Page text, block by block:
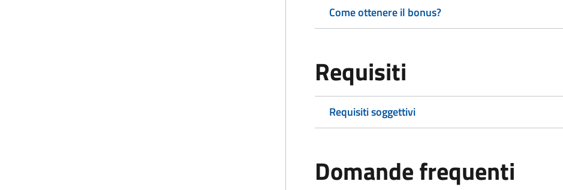
Come ottenere il bonus?
Requisiti
Requisiti soggettivi
Domande frequenti